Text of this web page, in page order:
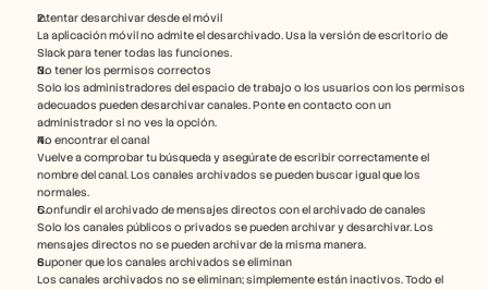
Intentar desarchivar desde el móvil
La aplicación móvil no admite el desarchivado. Usa la versión de escritorio de
Slack para tener todas las funciones.
No tener los permisos correctos
Solo los administradores del espacio de trabajo o los usuarios con los permisos
adecuados pueden desarchivar canales. Ponte en contacto con un
administrador si no ves la opción.
No encontrar el canal
Vuelve a comprobar tu búsqueda y asegúrate de escribir correctamente el
nombre del canal. Los canales archivados se pueden buscar igual que los
normales.
Confundir el archivado de mensajes directos con el archivado de canales
Solo los canales públicos o privados se pueden archivar y desarchivar. Los
mensajes directos no se pueden archivar de la misma manera.
Suponer que los canales archivados se eliminan
Los canales archivados no se eliminan; simplemente están inactivos. Todo el